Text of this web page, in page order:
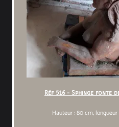
Réf 516 - Sphinge fonte
Hauteur : 80 cm,